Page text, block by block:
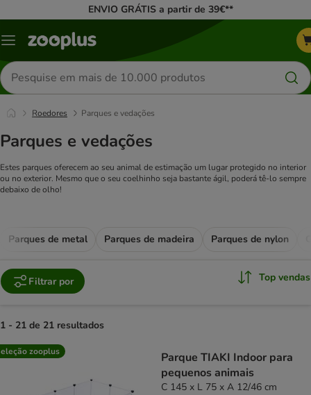
ENVIO GRÁTIS a partir de 39€**
Menu
Pesquisar
produtos
Roedores Parques e vedações
Parques e vedações
Estes parques oferecem ao seu animal de estimação um lugar protegido no interior
ou no exterior. Mesmo que o seu coelhinho seja bastante ágil, poderá tê-lo sempre
debaixo de olho!
Parques de metal Parques de madeira Parques de nylon
Filtrar por Top vendas
1 - 21 de 21 resultados
product items have been changed
zooplus
Parque TIAKI Indoor para
pequenos animais
C 145 x L 75 x A 12/46 cm